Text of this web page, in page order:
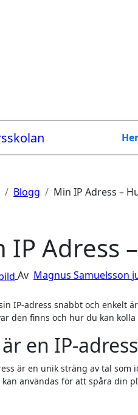
Blogg Min IP Adress –
IP Adress
Av Magnus Samuelsson
den finns och hur du kan
en IP-
är en unik sträng av tal
kan användas för att spåra din